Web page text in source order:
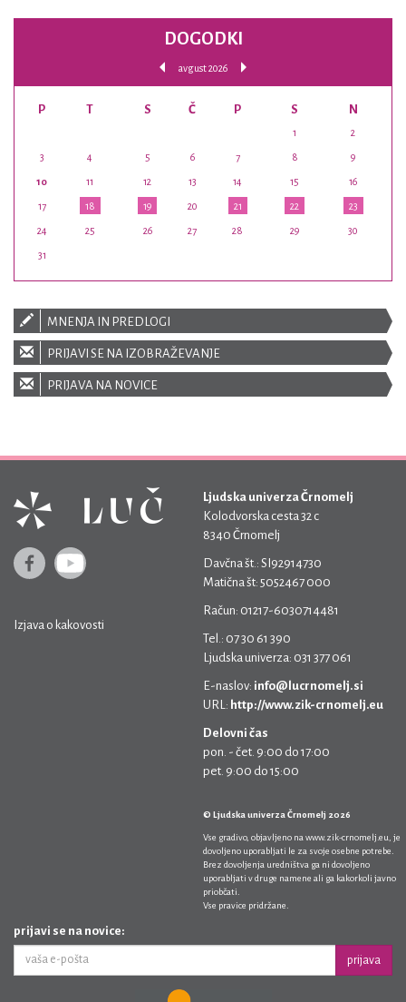
DOGODKI
avgust 2026
P T S Č P S N
1 2
3 4 5 6 7 8 9
10 11 12 13 14 15 16
17 18 19 20 21 22 23
24 25 26 27 28 29 30
31
MNENJA IN PREDLOGI
PRIJAVI SE NA IZOBRAŽEVANJE
PRIJAVA NA NOVICE
Izjava o kakovosti
Ljudska univerza Črnomelj
Kolodvorska cesta 32 c
8340 Črnomelj
Davčna št.: SI92914730
Matična št: 5052467 000
Račun: 01217-6030714481
Tel.: 07 30 61 390
Ljudska univerza: 031 377 061
E-naslov: info@lucrnomelj.si
URL: http://www.zik-crnomelj.eu
Delovni čas
pon. - čet. 9:00 do 17:00
pet. 9:00 do 15:00
© Ljudska univerza Črnomelj 2026
Vse gradivo, objavljeno na www.zik-crnomelj.eu , je
dovoljeno uporabljati le za svoje osebne potrebe.
Brez dovoljenja uredništva ga ni dovoljeno
uporabljati v druge namene ali ga kakorkoli javno
priobčati.
Vse pravice pridržane.
prijavi se na novice:
prijava